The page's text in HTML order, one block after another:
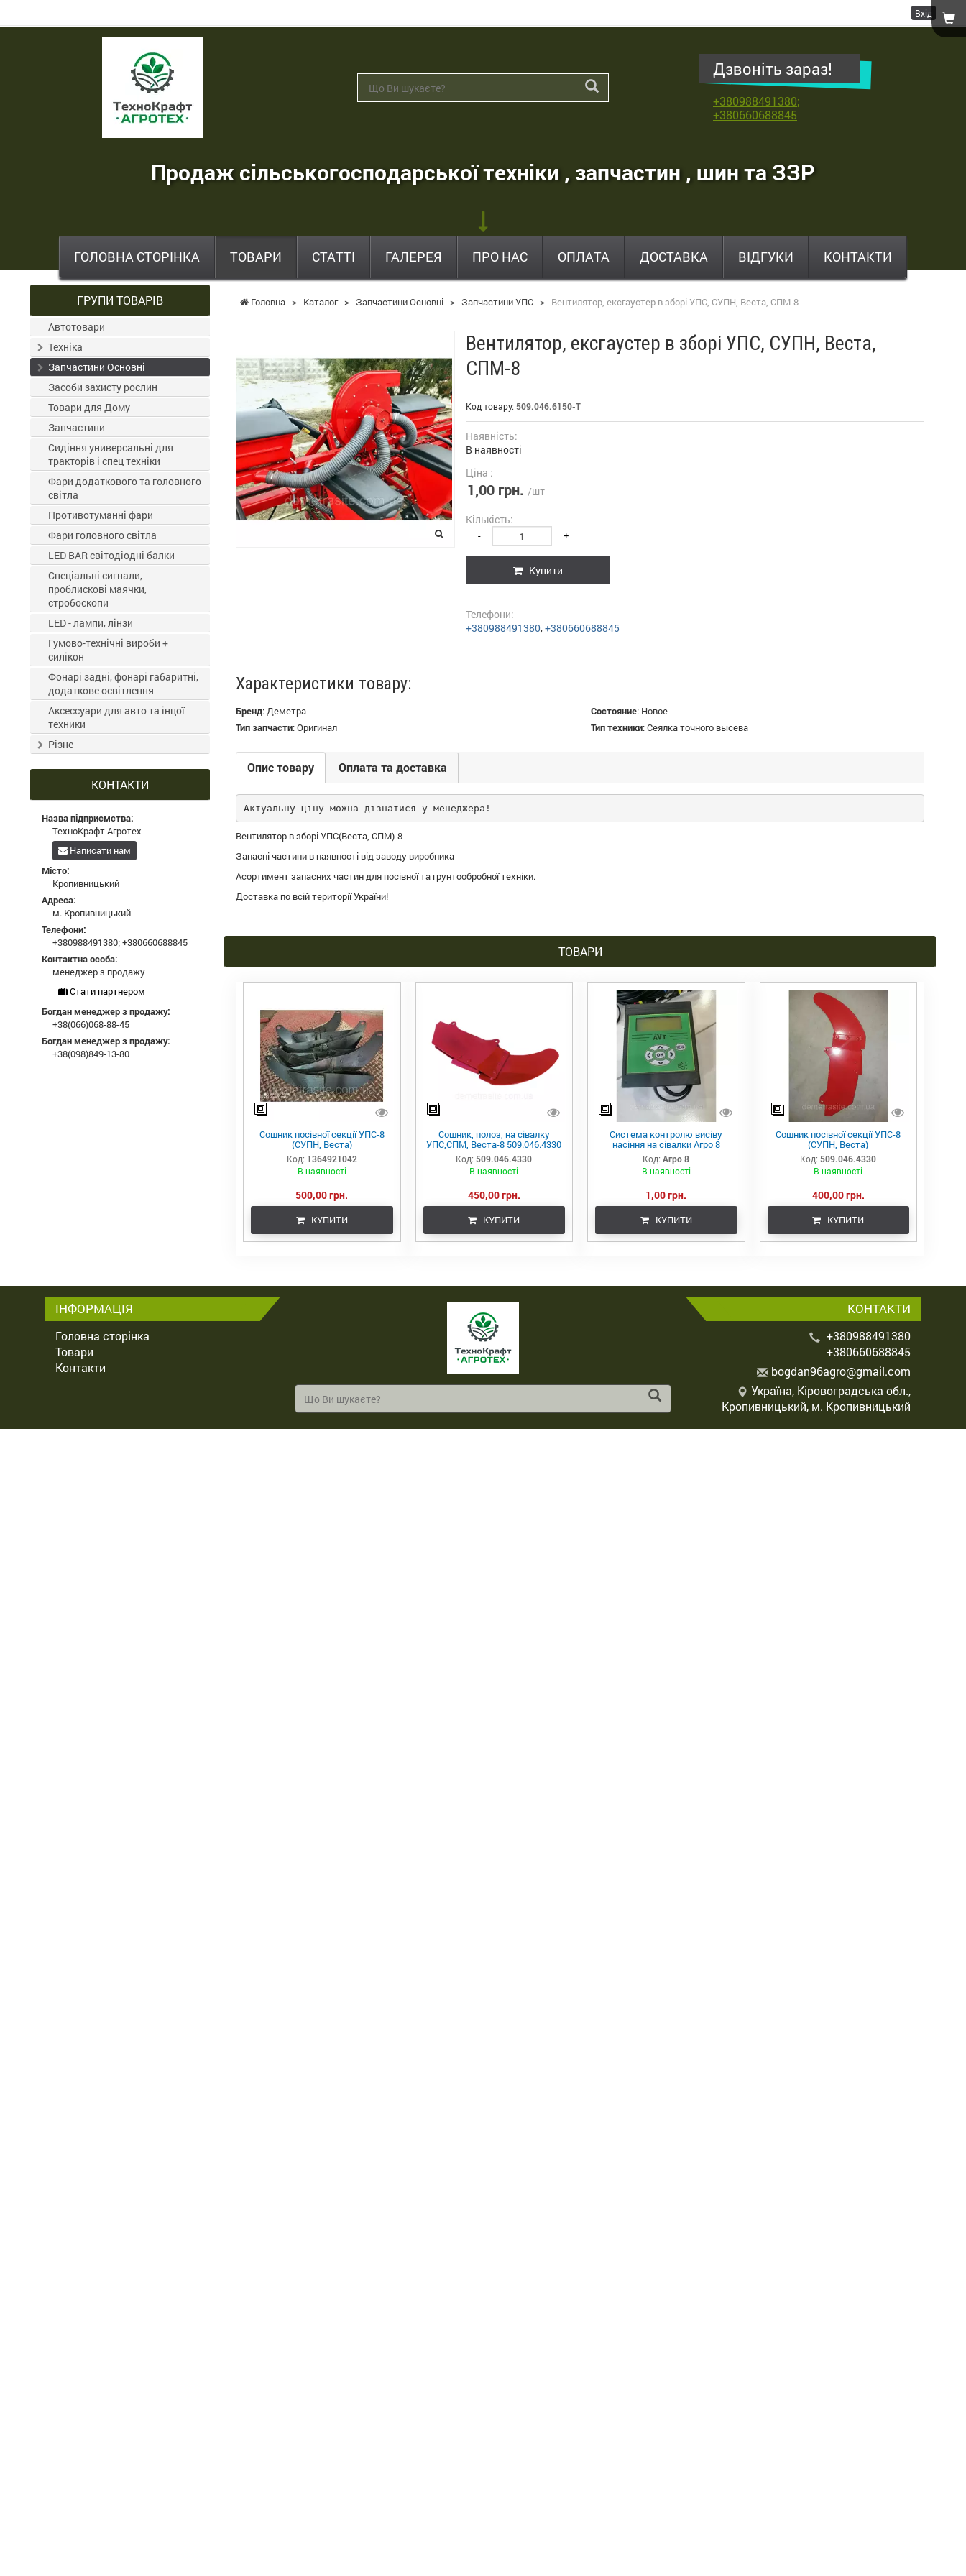
Вхід
ТехноКрафт
Агротех
продаж
,
шин
та
ЗЗР
Дзвоніть зараз!
+380988491380;
+380660688845
Продаж сільськогосподарської техніки , запчастин , шин та ЗЗР
ГОЛОВНА СТОРІНКА ТОВАРИ СТАТТІ ГАЛЕРЕЯ ПРО НАС ОПЛАТА ДОСТАВКА ВІДГУКИ КОНТАКТИ
Головна > Каталог > Запчастини Основні > Запчастини УПС > Вентилятор, ексгаустер в зборі УПС, СУПН, Веста, СПМ-8
Вентилятор, ексгаустер в зборі УПС, СУПН, Веста,
СПМ-8
Код товару: 509.046.6150-Т
Наявність:
В наявності
Ціна :
1,00 грн. /шт
Кількість:
- +
Купити
Телефони:
+380988491380,+380660688845
Характеристики товару:
Бренд:Деметра Состояние: Новое
Тип запчасти:Оригинал Тип техники:Сеялка точного высева
Опис товару Оплата та доставка
Актуальну ціну можна дізнатися у менеджера!
Вентилятор в зборі УПС(Веста, СПМ)-8
Запасні частини в наявності від заводу виробника
Асортимент запасних частин для посівної та грунтообробної техніки.
Доставка по всій території України!
ТОВАРИ
Сошник посівної секції УПС-8
(СУПН, Веста)
Код: 1364921042
В наявності
500,00 грн.
КУПИТИ
Сошник, полоз, на сівалку
УПС,СПМ, Веста-8 509.046.4330
Код: 509.046.4330
В наявності
450,00 грн.
КУПИТИ
Система контролю висіву
насіння на сівалки Агро 8
Код: Агро 8
В наявності
1,00 грн.
КУПИТИ
Сошник посівної секції УПС-8
(СУПН, Веста)
Код: 509.046.4330
В наявності
400,00 грн.
КУПИТИ
ГРУПИ ТОВАРІВ
Автотовари
Техніка
Запчастини Основні
Засоби захисту рослин
Товари для Дому
Запчастини
Сидіння универсальні для
тракторів і спец техніки
Фари додаткового та головного
світла
Противотуманні фари
Фари головного світла
LED BAR світодіодні балки
Спеціальні сигнали,
проблискові маячки,
стробоскопи
LED - лампи, лінзи
Гумово-технічні вироби +
силікон
Фонарі задні, фонарі габаритні,
додаткове освітлення
Аксессуари для авто та інцої
техники
Різне
КОНТАКТИ
Назва підприємства:
ТехноКрафт Агротех
Написати нам
Місто:
Кропивницький
Адреса:
м. Кропивницький
Телефони:
+380988491380;+380660688845
Контактна особа:
менеджер з продажу
Стати партнером
Богдан менеджер з продажу:
+38(066)068-88-45
Богдан менеджер з продажу:
+38(098)849-13-80
ІНФОРМАЦІЯ
Головна сторінка
Товари
Контакти
КОНТАКТИ
+380988491380
+380660688845
bogdan96agro@gmail.com
Україна, Кіровоградська обл.,
Кропивницький, м. Кропивницький